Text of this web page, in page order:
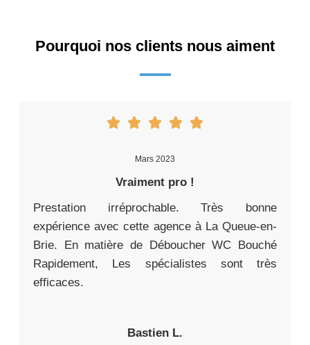
Pourquoi nos clients nous aiment
Mars 2023
Vraiment pro !
Prestation irréprochable. Très bonne
expérience avec cette agence à La Queue-en-
Brie. En matière de Déboucher WC Bouché
Rapidement, Les spécialistes sont très
efficaces.
Bastien L.